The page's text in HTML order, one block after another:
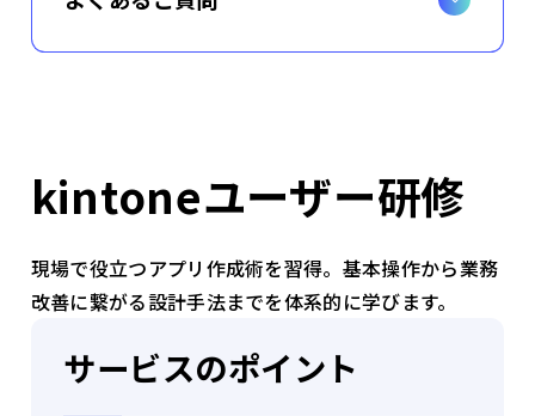
kintoneユーザー研修
現場で役立つアプリ作成術を習得。基本操作から業務
改善に繋がる設計手法までを体系的に学びます。
サービスのポイント